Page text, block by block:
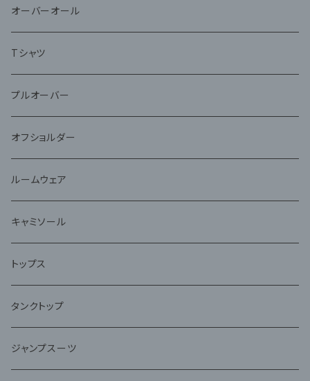
オーバーオール
Tシャツ
プルオーバー
オフショルダー
ルームウェア
キャミソール
トップス
タンクトップ
ジャンプスーツ